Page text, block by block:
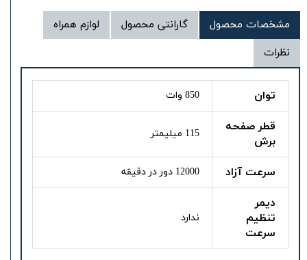
مشخصات محصول گارانتی محصول
لوازم همراه
نظرات
توان 850 وات
قطر صفحه
برش
115 میلیمتر
سرعت آزاد 12000 دور در دقیقه
دیمر
تنظیم
سرعت
ندارد